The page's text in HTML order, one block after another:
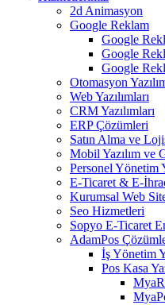
2d Animasyon
Google Reklam
Google
Google
Google
Otomasyon
Web Yazılımları
CRM Yazılımları
ERP Çözümleri
Satın Alma ve
Mobil Yazılım ve
Personel Yönetim
E-Ticaret & E-
Kurumsal Web
Seo Hizmetleri
Sopyo E-Ticaret
AdamPos
İş Yönetim
Pos Kasa